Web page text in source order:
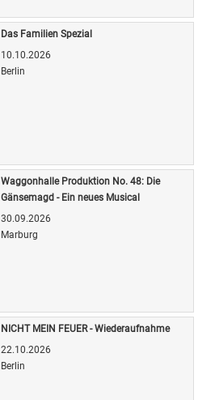
Das Familien Spezial
10.10.2026
Berlin
Waggonhalle Produktion No. 48: Die
Gänsemagd - Ein neues Musical
30.09.2026
Marburg
NICHT MEIN FEUER - Wiederaufnahme
22.10.2026
Berlin